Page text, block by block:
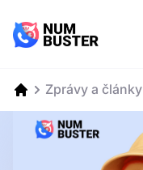
Zprávy a články